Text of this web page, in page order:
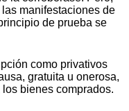
manifestaciones de
de prueba se
como privativos
gratuita u onerosa,
bienes comprados.